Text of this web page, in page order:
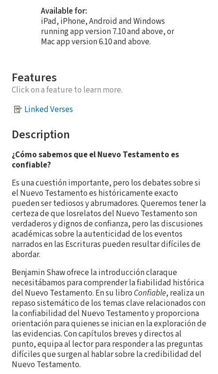
Available for:
iPad, iPhone, Android and Windows
running app version 7.10 and above, or
Mac app version 6.10 and above.
Features
Click on a feature to learn more.
Linked Verses
Description
¿Cómo sabemos que el Nuevo Testamento es
confiable?
Es una cuestión importante, pero los debates sobre si
el Nuevo Testamento es históricamente exacto
pueden ser tediosos y abrumadores. Queremos tener la
certeza de que losrelatos del Nuevo Testamento son
verdaderos y dignos de confianza, pero las discusiones
académicas sobre la autenticidad de los eventos
narrados en las Escrituras pueden resultar difíciles de
abordar.
Benjamin Shaw ofrece la introducción claraque
necesitábamos para comprender la fiabilidad histórica
del Nuevo Testamento. En su libro Confiable, realiza un
repaso sistemático de los temas clave relacionados con
la confiabilidad del Nuevo Testamento y proporciona
orientación para quienes se inician en la exploración de
las evidencias. Con capítulos breves y directos al
punto, equipa al lector para responder a las preguntas
difíciles que surgen al hablar sobre la credibilidad del
Nuevo Testamento.